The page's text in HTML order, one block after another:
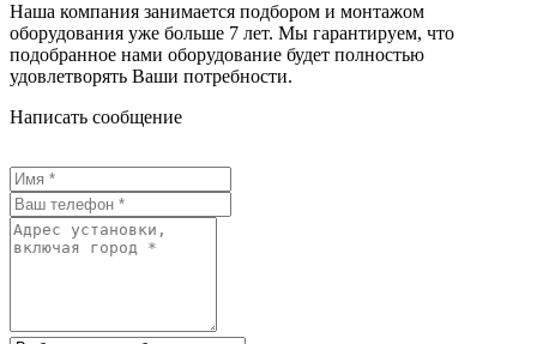
Наша компания занимается подбором и монтажом
оборудования уже больше 7 лет. Мы гарантируем, что
подобранное нами оборудование будет полностью
удовлетворять Ваши потребности.
Написать сообщение